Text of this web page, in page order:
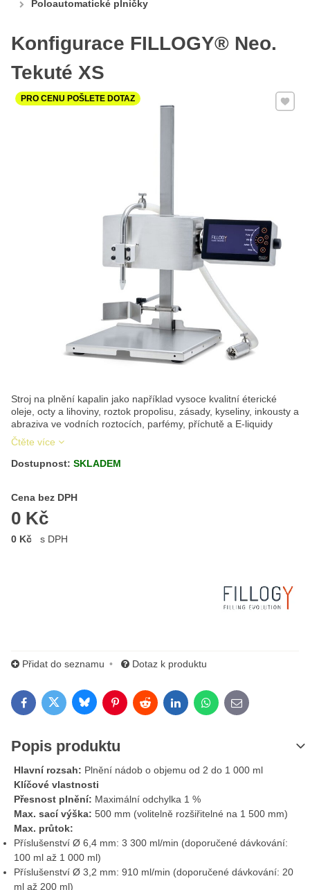
Poloautomatické plničky
Konfigurace FILLOGY® Neo.
Tekuté XS
Stroj na plnění kapalin jako například vysoce kvalitní éterické
oleje, octy a lihoviny, roztok propolisu, zásady, kyseliny, inkousty a
abraziva ve vodních roztocích, parfémy, příchutě a E-liquidy
Čtěte více
Přidat
PRO CENU POŠLETE DOTAZ
Dostupnost: SKLADEM
Cena bez DPH
0 Kč
Cena s DPH
0 Kč s DPH
Přidat do seznamu Dotaz k produktu
FacebookTwitterBlueskyPinterestRedditLinkedInWhatsApp
E-mail
Popis produktu
Hlavní rozsah: Plnění nádob o objemu od 2 do 1 000 ml
Klíčové vlastnosti
Přesnost plnění: Maximální odchylka 1 %
Max. sací výška: 500 mm (volitelně rozšiřitelné na 1 500 mm)
Max. průtok:
Příslušenství Ø 6,4 mm: 3 300 ml/min (doporučené dávkování:
100 ml až 1 000 ml)
Příslušenství Ø 3,2 mm: 910 ml/min (doporučené dávkování: 20
ml až 200 ml)